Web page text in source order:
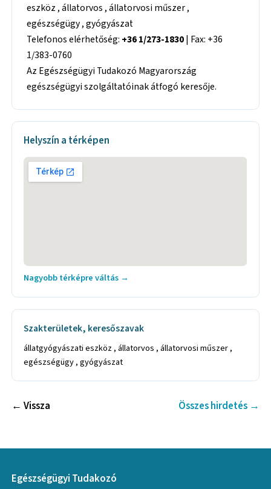
eszköz , állatorvos , állatorvosi műszer ,
egészségügy , gyógyászat
Telefonos elérhetőség: +36 1/273-1830| Fax: +36
1/383-0760
Az Egészségügyi Tudakozó Magyarország
egészségügyi szolgáltatóinak átfogó keresője.
Helyszín a térképen
Nagyobb térképre váltás →
Szakterületek, keresőszavak
állatgyógyászati eszköz , állatorvos , állatorvosi műszer ,
egészségügy , gyógyászat
← Vissza Összes hirdetés →
Egészségügyi Tudakozó